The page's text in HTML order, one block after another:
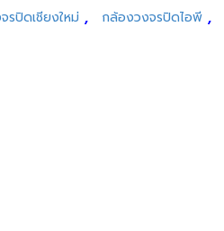
รปิดเชียงใหม่ , กล้องวงจรปิดไอพี ,